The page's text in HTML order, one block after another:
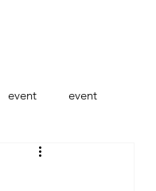
event event